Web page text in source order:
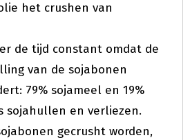
het crushen van
de tijd constant omdat de
van de sojabonen
79% sojameel en 19%
sojahullen en verliezen.
gecrusht worden,